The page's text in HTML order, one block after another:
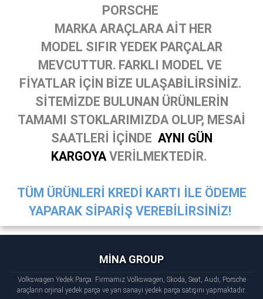
PORSCHE
MARKA ARAÇLARA AİT HER
MODEL SIFIR YEDEK PARÇALAR
MEVCUTTUR. FARKLI MODEL VE
FİYATLAR İÇİN BİZE ULAŞABİLİRSİNİZ.
SİTEMİZDE BULUNAN ÜRÜNLERİN
TAMAMI STOKLARIMIZDA OLUP, MESAİ
SAATLERİ İÇİNDE AYNI GÜN
KARGOYA VERİLMEKTEDİR.
TÜM ÜRÜNLERİ KREDİ KARTI İLE ÖDEME
YAPARAK SİPARİŞ VEREBİLİRSİNİZ!
MİNA GROUP
Volkswagen Yedek Parça: Firmamız Volkswagen, Skoda, Seat, Audi, Porsche
araçların orjinal yedek parça ve yan sanayi yedek parça satışını yapmaktadır.